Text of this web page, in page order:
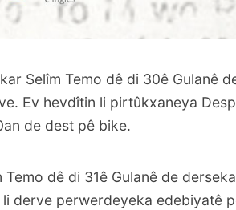
Selîm Temo dê di 30ê Gulanê
Ev hevdîtin li pirtûkxaneya
de dest pê bike.
Temo dê di 31ê Gulanê de
li derve perwerdeyeka edebiyatê